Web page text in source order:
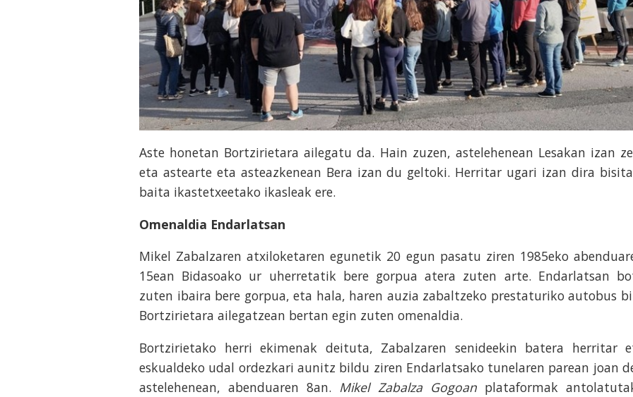
Aste honetan Bortzirietara ailegatu da. Hain zuzen, astelehenean Lesakan izan
eta astearte eta asteazkenean Bera izan du geltoki. Herritar ugari izan dira
baita ikastetxeetako ikasleak ere.
Omenaldia Endarlatsan
Mikel Zabalzaren atxiloketaren egunetik 20 egun pasatu ziren 1985eko
15ean Bidasoako ur uherretatik bere gorpua atera zuten arte. Endarlatsan
zuten ibaira bere gorpua, eta hala, haren auzia zabaltzeko prestaturiko autobus
Bortzirietara ailegatzean bertan egin zuten omenaldia.
Bortzirietako herri ekimenak deituta, Zabalzaren senideekin batera herritar
eskualdeko udal ordezkari aunitz bildu ziren Endarlatsako tunelaren parean joan
astelehenean, abenduaren 8an. Mikel Zabalza Gogoanplataformak